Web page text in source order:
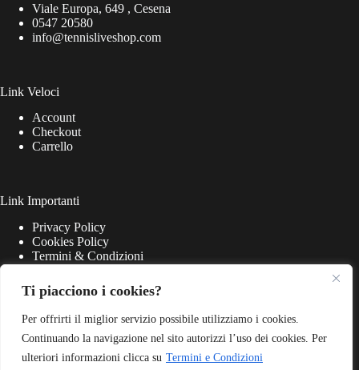
Ti piacciono i cookies?
Per offrirti il miglior servizio possibile utilizziamo i cookies.
Continuando la navigazione nel sito autorizzi l’uso dei cookies. Per
ulteriori informazioni clicca su Termini e Condizioni
Viale Europa, 649 , Cesena
0547 20580
info@tennisliveshop.com
Link Veloci
Account
Checkout
Carrello
Link Importanti
Privacy Policy
Cookies Policy
Termini & Condizioni